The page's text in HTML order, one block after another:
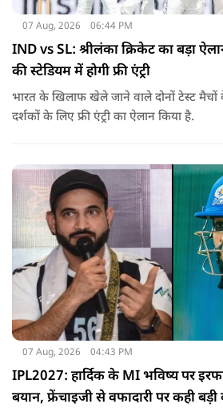
07 Aug, 2026 06:44 PM
IND vs SL: श्रीलंका क्रिकेट का बड़ा
की स्टेडियम में होगी फ्री एंट्री
भारत के खिलाफ खेले जाने वाले दोनों टेस्ट मैचों
दर्शकों के लिए फ्री एंट्री का ऐलान किया है.
07 Aug, 2026 04:43 PM
IPL2027: हार्दिक के MI भविष्य पर
बयान, फ्रेंचाइजी से वफादारी पर कही बड़ी